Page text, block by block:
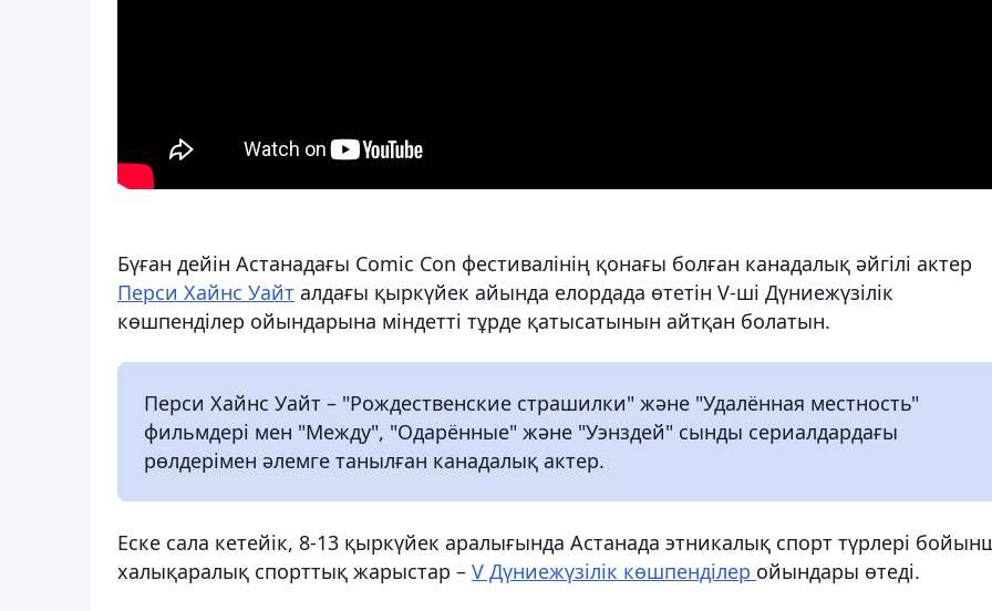
Бүған дейін Астанадағы Comic Con фестивалінің қонағы болған канадалық әйгілі актер
Перси Хайнс Уайт алдағы қыркүйек айында елордада өтетін V-ші Дүниежүзілік
көшпенділер ойындарына міндетті тұрде қатысатынын айтқан болатын.
Перси Хайнс Уайт – "Рождественские страшилки" және "Удалённая местность"
фильмдері мен "Между", "Одарённые" және "Уэнздей" сынды сериалдардағы
рөлдерімен әлемге танылған канадалық актер.
Еске сала кетейік, 8-13 қыркүйек аралығында Астанада этникалық спорт түрлері
халықаралық спорттық жарыстар – V Дүниежүзілік көшпенділер ойындары өтеді.